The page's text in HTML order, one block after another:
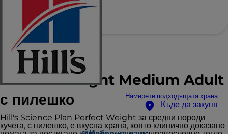
Намерете подходящата храна
Къде да закупя
Hill's Science Plan
Perfect Weight Medium Adult
с пилешко
Hill's Science Plan Perfect Weight за средни породи
кучета, с пилешко, е вкусна храна, която клинично доказано